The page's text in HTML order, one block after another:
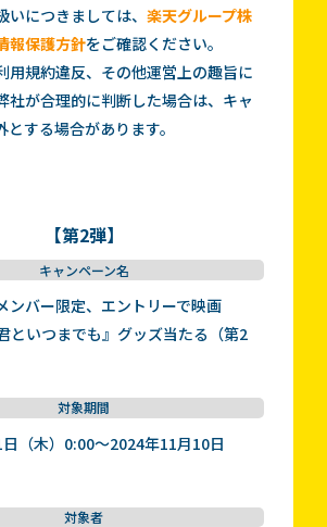
いにつきましては、楽天グループ株
報保護方針をご確認ください。
用規約違反、その他運営上の趣旨に
社が合理的に判断した場合は、キャ
とする場合があります。
【第2弾】
キャンペーン名
ンバー限定、エントリーで映画
君といつまでも』グッズ当たる（第2
対象期間
（木）0:00～2024年11月10日
対象者